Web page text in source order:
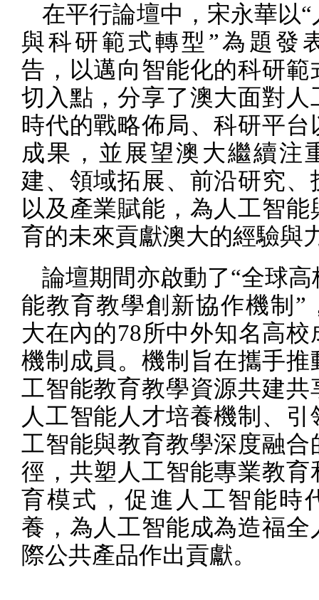
在平行論壇中，宋永華以
與科研範式轉型”為題發
告，以邁向智能化的科研範
切入點，分享了澳大面對人
時代的戰略佈局、科研平台
成果，並展望澳大繼續注
建、領域拓展、前沿研究、
以及產業賦能，為人工智能
育的未來貢獻澳大的經驗與
論壇期間亦啟動了“全球
能教育教學創新協作機制”
大在內的78所中外知名高校
機制成員。機制旨在攜手推
工智能教育教學資源共建共
人工智能人才培養機制、引
工智能與教育教學深度融合
徑，共塑人工智能專業教育
育模式，促進人工智能時
養，為人工智能成為造福全
際公共產品作出貢獻。